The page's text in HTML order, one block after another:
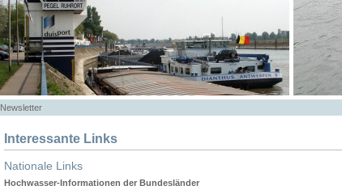
Newsletter
Interessante Links
Nationale Links
Hochwasser-Informationen der Bundesländer